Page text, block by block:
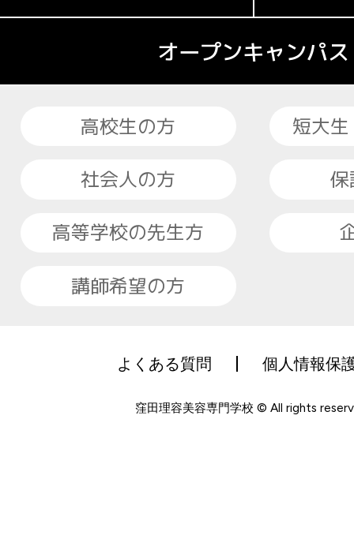
オープンキャンパス
高校生の方
短大
社会人の方
高等学校の先生方
講師希望の方
よくある質問 個人情報保
窪田理容美容専門学校 © All rights